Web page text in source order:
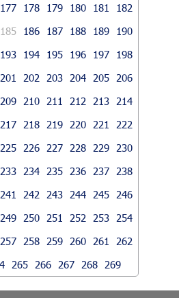
177 178 179 180 181
182
185 186 187 188 189
190
193 194 195 196 197
198
201 202 203 204 205
206
209 210 211 212 213
214
217 218 219 220 221
222
225 226 227 228 229
230
233 234 235 236 237
238
241 242 243 244 245
246
249 250 251 252 253
254
257 258 259 260 261
262
265 266 267 268 269